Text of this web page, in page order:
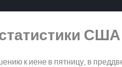
США
к иене в пятницу, в